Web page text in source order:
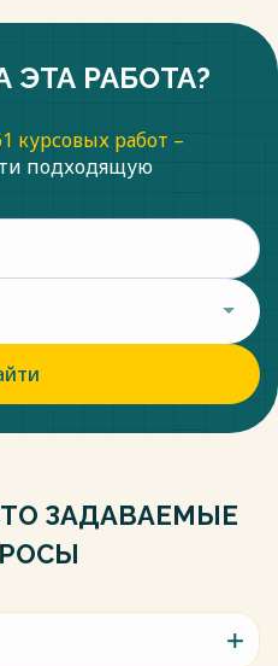
РАБОТА?
курсовых работ –
подходящую
ЗАДАВАЕМЫЕ